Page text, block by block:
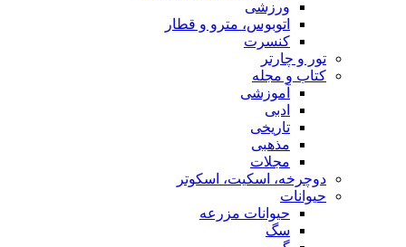
ورزشی
اتوبوس، مترو و قطار
کنسرت
تور و چارتر
کتاب و مجله
آموزشی
ادبی
تاریخی
مذهبی
مجلات
دوچرخه، اسکیت، اسکوتر
حیوانات
حیوانات مزرعه
سگ